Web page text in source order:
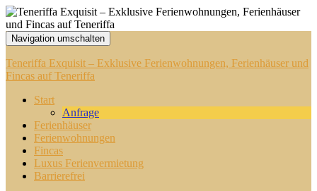
Navigation umschalten
Teneriffa Exquisit – Exklusive Ferienwohnungen, Ferienhäuser und
Fincas auf Teneriffa
Start
Anfrage
Ferienhäuser
Ferienwohnungen
Fincas
Luxus Ferienvermietung
Barrierefrei